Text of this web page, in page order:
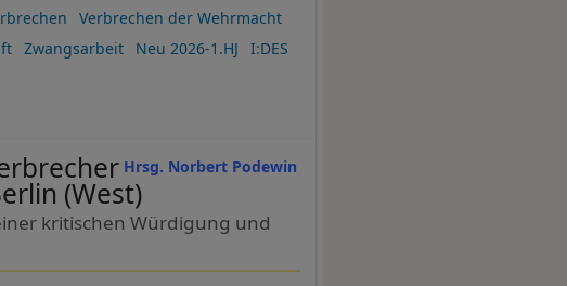
Verbrechen der Wehrmacht
Zwangsarbeit Neu 2026-1.HJ
I:DES
Hrsg. Norbert Podewin
(West)
kritischen Würdigung und